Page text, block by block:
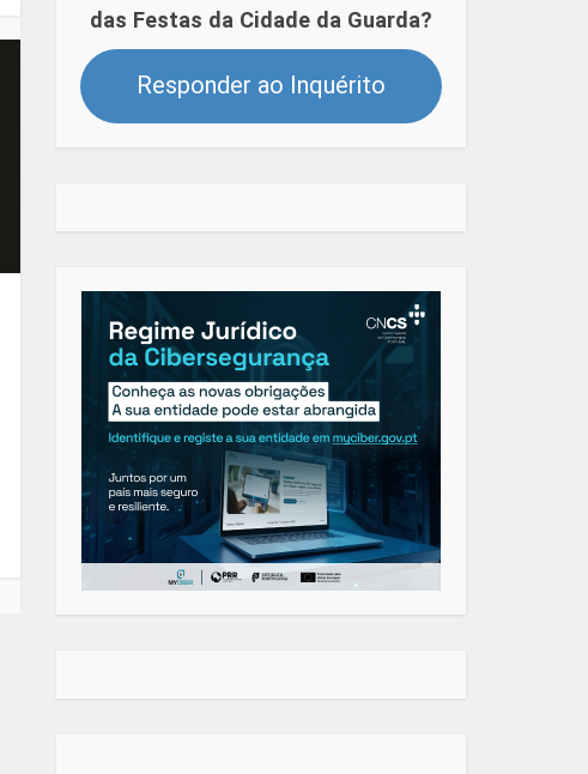
das Festas da Cidade da Guarda?
Responder ao Inquérito